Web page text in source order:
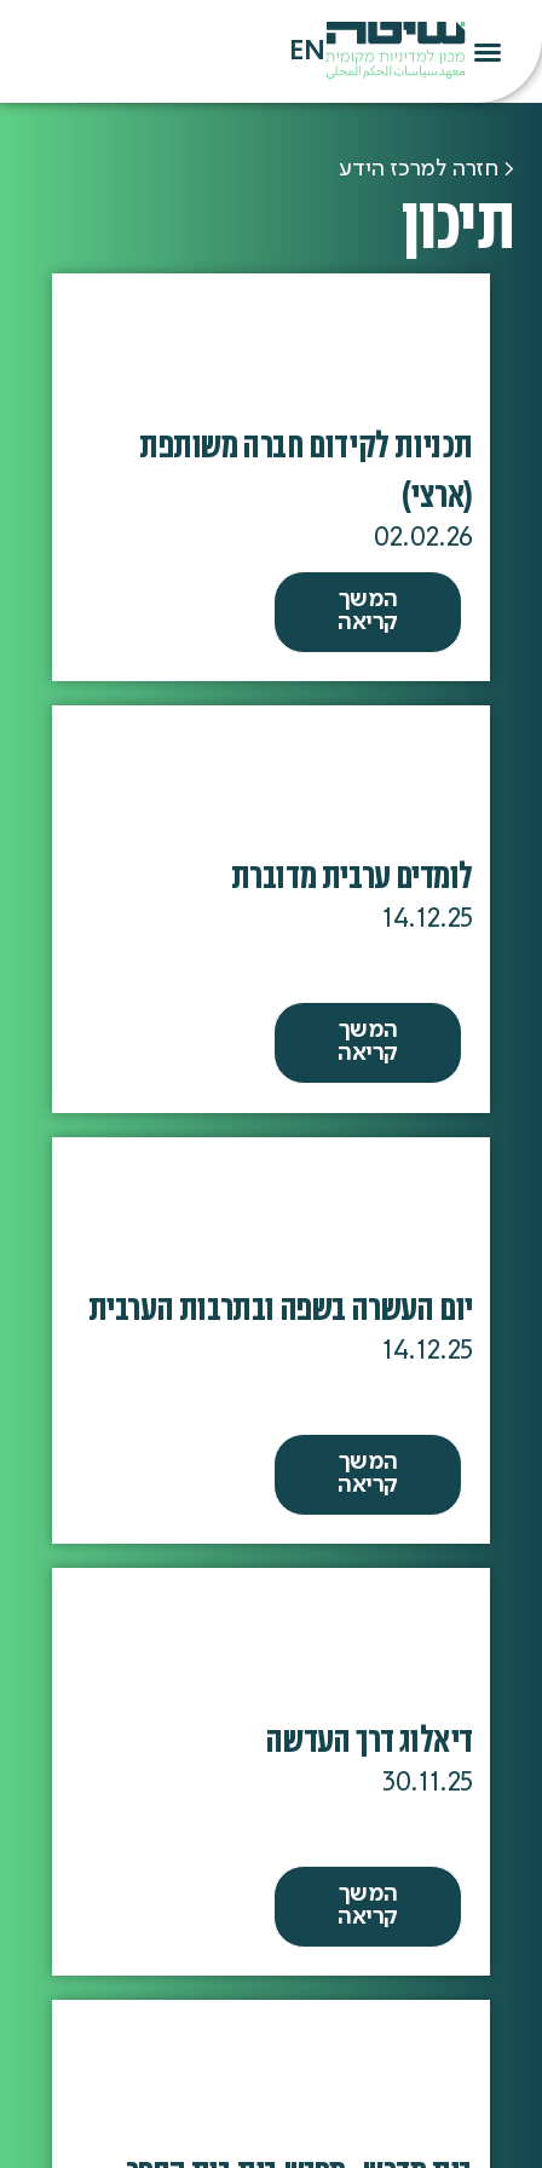
EN
< חזרה למרכז הידע
תיכון
תכניות לקידום חברה משותפת
(ארצי)
02.02.26
המשך
קריאה
לומדים ערבית מדוברת
14.12.25
המשך
קריאה
יום העשרה בשפה ובתרבות הערבית
14.12.25
המשך
קריאה
דיאלוג דרך העדשה
30.11.25
המשך
קריאה